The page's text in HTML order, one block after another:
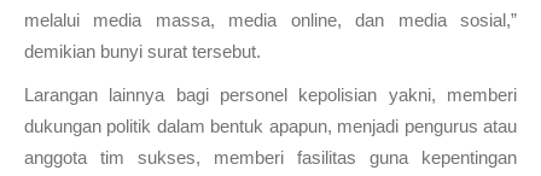
melalui media massa, media online, dan media sosial,”
demikian bunyi surat tersebut.
Larangan lainnya bagi personel kepolisian yakni, memberi
dukungan politik dalam bentuk apapun, menjadi pengurus atau
anggota tim sukses, memberi fasilitas guna kepentingan